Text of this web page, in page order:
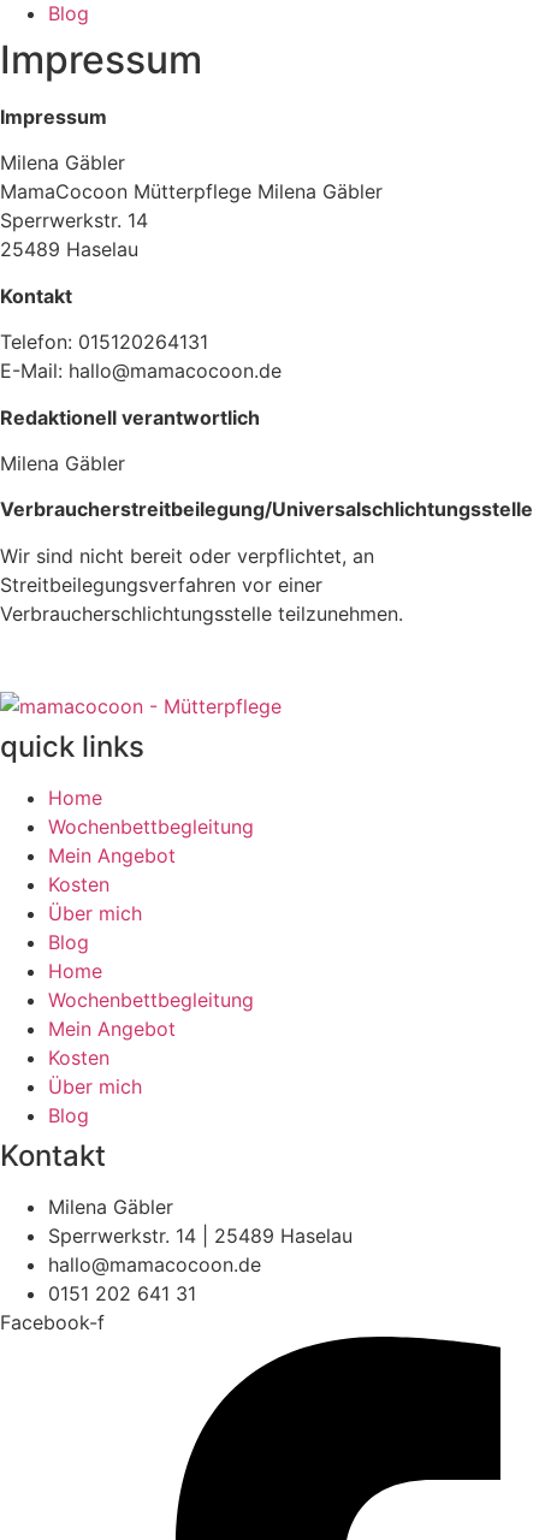
Blog
Impressum
Impressum
Milena Gäbler
MamaCocoon Mütterpflege Milena Gäbler
Sperrwerkstr. 14
25489 Haselau
Kontakt
Telefon: 015120264131
E-Mail: hallo@mamacocoon.de
Redaktionell verantwortlich
Milena Gäbler
Verbraucherstreitbeilegung/Universalschlichtungsstelle
Wir sind nicht bereit oder verpflichtet, an
Streitbeilegungsverfahren vor einer
Verbraucherschlichtungsstelle teilzunehmen.
quick links
Home
Wochenbettbegleitung
Mein Angebot
Kosten
Über mich
Blog
Home
Wochenbettbegleitung
Mein Angebot
Kosten
Über mich
Blog
Kontakt
Milena Gäbler
Sperrwerkstr. 14 | 25489 Haselau
hallo@mamacocoon.de
0151 202 641 31
Facebook-f